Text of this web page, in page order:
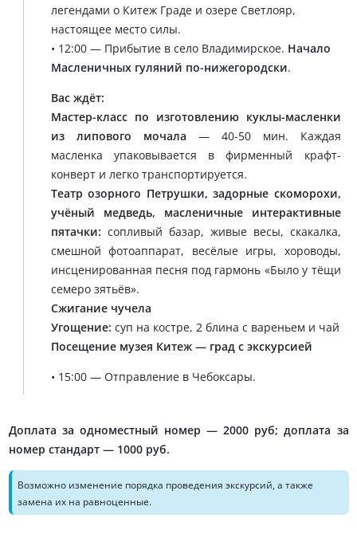
легендами о Китеж Граде и озере Светлояр,
настоящее место силы.
• 12:00 — Прибытие в село Владимирское. Начало
Масленичных гуляний по-нижегородски.
Вас ждёт:
Мастер-класс по изготовлению куклы-масленки
из липового мочала — 40-50 мин. Каждая
масленка упаковывается в фирменный крафт-
конверт и легко транспортируется.
Театр озорного Петрушки, задорные скоморохи,
учёный медведь, масленичные интерактивные
пятачки: сопливый базар, живые весы, скакалка,
смешной фотоаппарат, весёлые игры, хороводы,
инсценированная песня под гармонь «Было у тёщи
семеро зятьёв».
Сжигание чучела
Угощение: суп на костре, 2 блина с вареньем и чай
Посещение музея Китеж — град с экскурсией
• 15:00 — Отправление в Чебоксары.
Доплата за одноместный номер — 2000 руб; доплата за
номер стандарт — 1000 руб.
Возможно изменение порядка проведения экскурсий, а также
замена их на равноценные.